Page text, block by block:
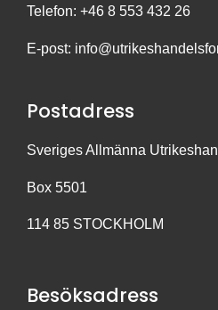
Telefon: +46 8 553 432 26
E-post:
Postadress
Sveriges Allmänna
Box 5501
114 85 STOCKHOLM
Besöksadress